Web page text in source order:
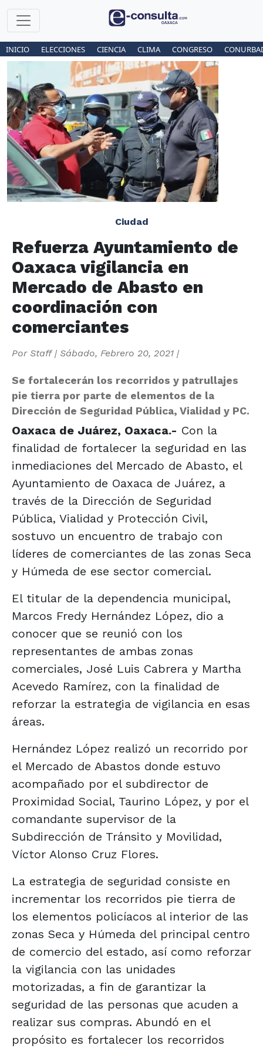
INICIO ELECCIONES CIENCIA CLIMA CONGRESO
Ciudad
Refuerza Ayuntamiento de
Oaxaca vigilancia en
Mercado de Abasto en
coordinación con
comerciantes
Por Staff| Sábado, Febrero 20, 2021 |
Se fortalecerán los recorridos y patrullajes
pie tierra por parte de elementos de la
Dirección de Seguridad Pública, Vialidad y PC.
Oaxaca de Juárez, Oaxaca.- Con la
finalidad de fortalecer la seguridad en las
inmediaciones del Mercado de Abasto, el
Ayuntamiento de Oaxaca de Juárez, a
través de la Dirección de Seguridad
Pública, Vialidad y Protección Civil,
sostuvo un encuentro de trabajo con
líderes de comerciantes de las zonas Seca
y Húmeda de ese sector comercial.
El titular de la dependencia municipal,
Marcos Fredy Hernández López, dio a
conocer que se reunió con los
representantes de ambas zonas
comerciales, José Luis Cabrera y Martha
Acevedo Ramírez, con la finalidad de
reforzar la estrategia de vigilancia en esas
áreas.
Hernández López realizó un recorrido por
el Mercado de Abastos donde estuvo
acompañado por el subdirector de
Proximidad Social, Taurino López, y por el
comandante supervisor de la
Subdirección de Tránsito y Movilidad,
Víctor Alonso Cruz Flores.
La estrategia de seguridad consiste en
incrementar los recorridos pie tierra de
los elementos policíacos al interior de las
zonas Seca y Húmeda del principal centro
de comercio del estado, así como reforzar
la vigilancia con las unidades
motorizadas, a fin de garantizar la
seguridad de las personas que acuden a
realizar sus compras. Abundó en el
propósito es fortalecer los recorridos